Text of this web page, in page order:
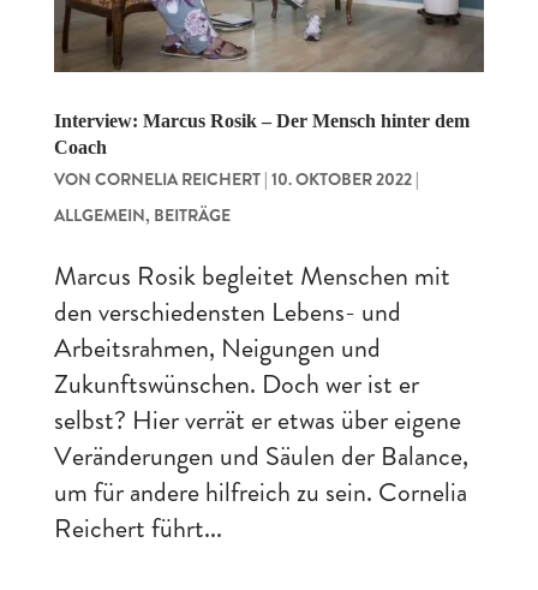
Interview: Marcus Rosik – Der Mensch hinter dem
Coach
VON CORNELIA REICHERT| 10. OKTOBER 2022|
ALLGEMEIN, BEITRÄGE
Marcus Rosik begleitet Menschen mit
den verschiedensten Lebens- und
Arbeitsrahmen, Neigungen und
Zukunftswünschen. Doch wer ist er
selbst? Hier verrät er etwas über eigene
Veränderungen und Säulen der Balance,
um für andere hilfreich zu sein. Cornelia
Reichert führt...